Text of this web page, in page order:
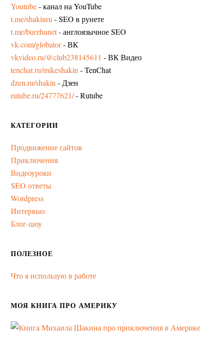
Youtube- канал на YouTube
t.me/shakinru - SEO в рунете
t.me/burzhunet- англоязычное SEO
vk.com/globator- ВК
vkvideo.ru/@club238145611 - ВК Видео
tenchat.ru/mikeshakin - TenChat
dzen.ru/shakin - Дзен
rutube.ru/24777621/- Rutube
КАТЕГОРИИ
Продвижение сайтов
Приключения
Видеоуроки
SEO ответы
Wordpress
Интервью
Блог-шоу
ПОЛЕЗНОЕ
Что я использую в работе
МОЯ КНИГА ПРО АМЕРИКУ